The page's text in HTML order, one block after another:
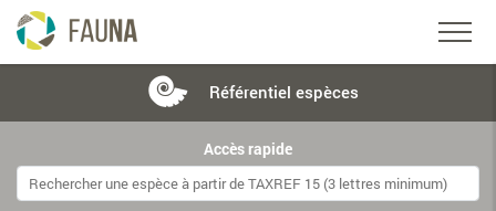
Référentiel espèces
Accès rapide